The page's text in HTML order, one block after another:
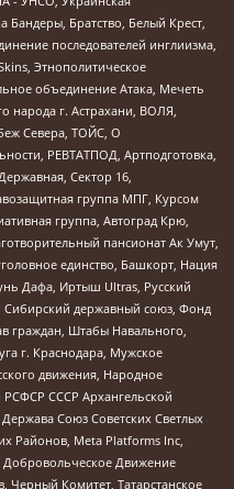
Бандеры, Братство, Белый Крест,
последователей инглиизма,
Этнополитическое
объединение Атака, Мечеть
народа г. Астрахани, ВОЛЯ,
Севера, ТОЙС, О
РЕВТАТПОД, Артподготовка,
Сектор 16,
группа МПГ, Курсом
группа, Автоград Крю,
пансионат Ак Умут,
единство, Башкорт, Нация
Дафа, Иртыш Ultras, Русский
Сибирский державный союз, Фонд
граждан, Штабы Навального,
г. Краснодара, Мужское
движения, Народное
РСФСР СССР Архангельской
Союз Советских Светлых
Районов, Meta Platforms Inc,
Добровольческое Движение
Черный Комитет, Татарстанское